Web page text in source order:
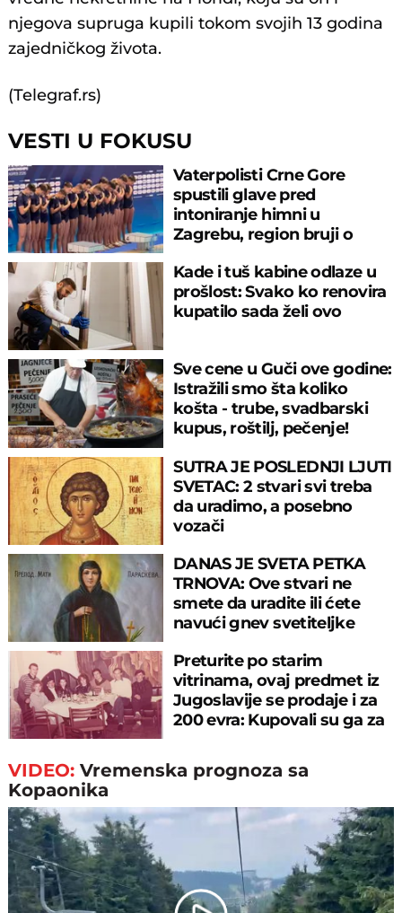
njegova supruga kupili tokom svojih 13 godina
zajedničkog života.
(Telegraf.rs)
VESTI U FOKUSU
Vaterpolisti Crne Gore
spustili glave pred
intoniranje himni u
Zagrebu, region bruji o
Kade i tuš kabine odlaze u
prošlost: Svako ko renovira
kupatilo sada želi ovo
Sve cene u Guči ove godine:
Istražili smo šta koliko
košta - trube, svadbarski
kupus, roštilj, pečenje!
SUTRA JE POSLEDNJI LJUTI
SVETAC: 2 stvari svi treba
da uradimo, a posebno
vozači
DANAS JE SVETA PETKA
TRNOVA: Ove stvari ne
smete da uradite ili ćete
navući gnev svetiteljke
Preturite po starim
vitrinama, ovaj predmet iz
Jugoslavije se prodaje i za
200 evra: Kupovali su ga za
VIDEO:Vremenska prognoza sa
Kopaonika